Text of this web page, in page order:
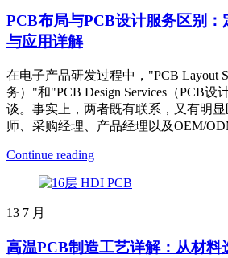
PCB布局与PCB设计服务区别
与应用详解
在电子产品研发过程中，"PCB Layout
务）"和"PCB Design Services（PCB设
谈。事实上，两者既有联系，又有明
师、采购经理、产品经理以及OEM/
Continue reading
13 7 月
高温PCB制造工艺详解：从材料